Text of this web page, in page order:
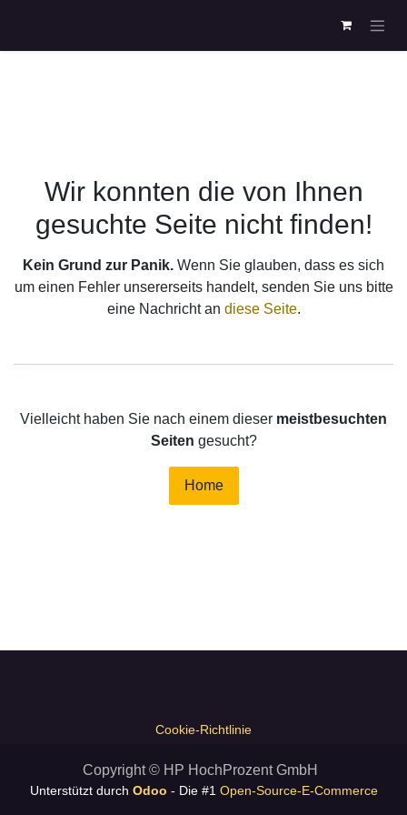
Fehler 404
Wir konnten die von Ihnen gesuchte
Seite nicht finden!
Kein Grund zur Panik. Wenn Sie glauben, dass es sich
um einen Fehler unsererseits handelt, senden Sie uns bitte
eine Nachricht an diese Seite.
Vielleicht haben Sie nach einem dieser meistbesuchten
Seiten gesucht?
Home
Cookie-Richtlinie
Copyright © HP HochProzent GmbH
Unterstützt durch Odoo - Die #1 Open-Source-E-Commerce